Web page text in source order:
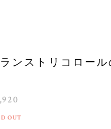
ンストリコロー
OUT